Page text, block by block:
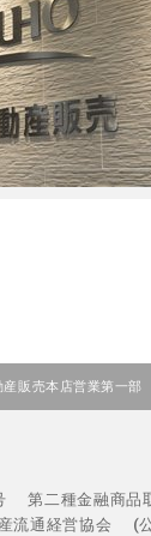
産販売本店営業第一部
第二種金融商品
流通経営協会
(